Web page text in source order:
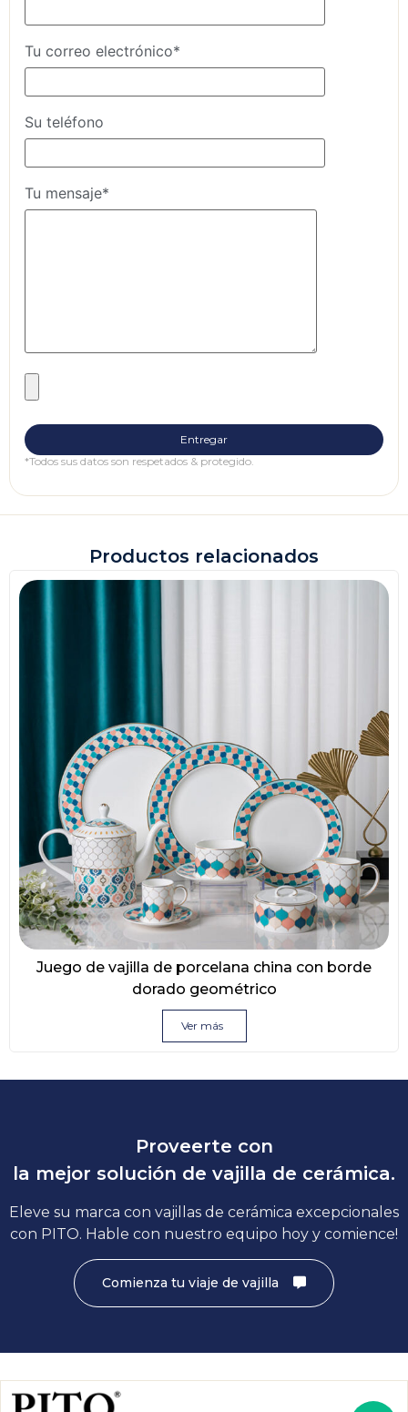
Tu correo electrónico*
Su teléfono
Tu mensaje*
*Todos sus datos son respetados & protegido.
Productos relacionados
Juego de vajilla de porcelana china con borde
dorado geométrico
Ver más
Proveerte con
la mejor solución de vajilla de cerámica.
Eleve su marca con vajillas de cerámica excepcionales
con PITO. Hable con nuestro equipo hoy y comience!
Comienza tu viaje de vajilla